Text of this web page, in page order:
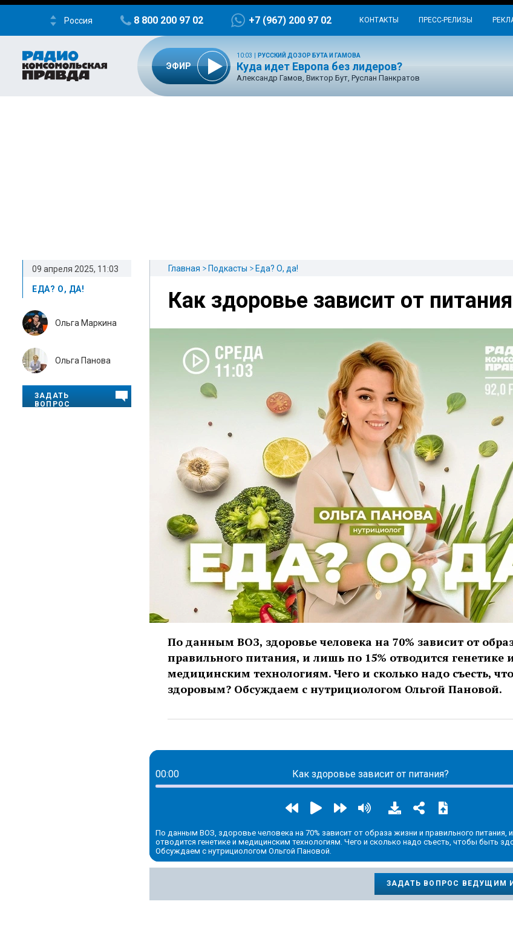
Россия 8 800 200 97 02 +7 (967) 200 97 02 КОНТАКТЫ ПРЕСС-РЕЛИЗЫ
ЭФИР
10:03 РУССКИЙ ДОЗОР БУТА И ГАМОВА
Куда идет Европа без лидеров?
Александр Гамов, Виктор Бут, Руслан Панкратов
Главная Подкасты Еда? О, да!
Как здоровье зависит от
По данным ВОЗ, здоровье человека на 70% зависит от
правильного питания, и лишь по 15% отводится генетике
медицинским технологиям. Чего и сколько надо съесть,
здоровым? Обсуждаем с нутрициологом Ольгой Пановой.
00:00 Как здоровье зависит от питания?
По данным ВОЗ, здоровье человека на 70% зависит от образа жизни и правильного питания,
отводится генетике и медицинским технологиям. Чего и сколько надо съесть, чтобы быть
Обсуждаем с нутрициологом Ольгой Пановой.
ЗАДАТЬ ВОПРОС ВЕДУЩИМ
09 апреля 2025, 11:03
ЕДА? О, ДА!
Ольга Маркина
Ольга Панова
ЗАДАТЬ
ВОПРОС